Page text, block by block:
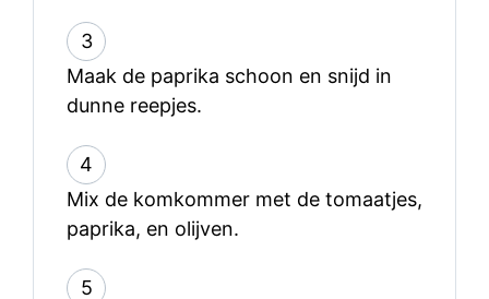
3
Maak de paprika schoon en snijd in
dunne reepjes.
4
Mix de komkommer met de tomaatjes,
paprika, en olijven.
5